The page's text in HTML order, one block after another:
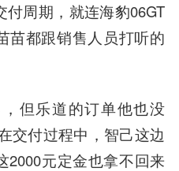
周期，就连海豹06GT
苗都跟销售人员打听的
但乐道的订单他也没
交付过程中，智己这边
2000元定金也拿不回来